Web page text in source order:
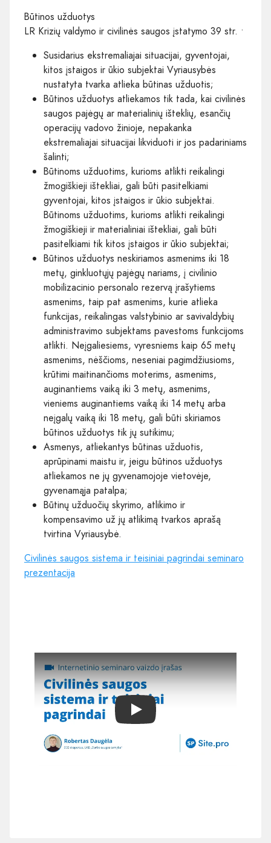
Būtinos užduotys
LR Krizių valdymo ir civilinės saugos įstatymo 39 str. •
Susidarius ekstremaliajai situacijai, gyventojai,
kitos įstaigos ir ūkio subjektai Vyriausybės
nustatyta tvarka atlieka būtinas užduotis;
Būtinos užduotys atliekamos tik tada, kai civilinės
saugos pajėgų ar materialinių išteklių, esančių
operacijų vadovo žinioje, nepakanka
ekstremaliajai situacijai likviduoti ir jos padariniams
šalinti;
Būtinoms užduotims, kurioms atlikti reikalingi
žmogiškieji ištekliai, gali būti pasitelkiami
gyventojai, kitos įstaigos ir ūkio subjektai.
Būtinoms užduotims, kurioms atlikti reikalingi
žmogiškieji ir materialiniai ištekliai, gali būti
pasitelkiami tik kitos įstaigos ir ūkio subjektai;
Būtinos užduotys neskiriamos asmenims iki 18
metų, ginkluotųjų pajėgų nariams, į civilinio
mobilizacinio personalo rezervą įrašytiems
asmenims, taip pat asmenims, kurie atlieka
funkcijas, reikalingas valstybinio ar savivaldybių
administravimo subjektams pavestoms funkcijoms
atlikti. Neįgaliesiems, vyresniems kaip 65 metų
asmenims, nėščioms, neseniai pagimdžiusioms,
krūtimi maitinančioms moterims, asmenims,
auginantiems vaiką iki 3 metų, asmenims,
vieniems auginantiems vaiką iki 14 metų arba
neįgalų vaiką iki 18 metų, gali būti skiriamos
būtinos užduotys tik jų sutikimu;
Asmenys, atliekantys būtinas užduotis,
aprūpinami maistu ir, jeigu būtinos užduotys
atliekamos ne jų gyvenamojoje vietovėje,
gyvenamąja patalpa;
Būtinų užduočių skyrimo, atlikimo ir
kompensavimo už jų atlikimą tvarkos aprašą
tvirtina Vyriausybė.
Civilinės saugos sistema ir teisiniai pagrindai seminaro
prezentacija
Play